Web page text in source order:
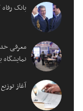
بانک
معرفی
نمایشگاه
آغاز